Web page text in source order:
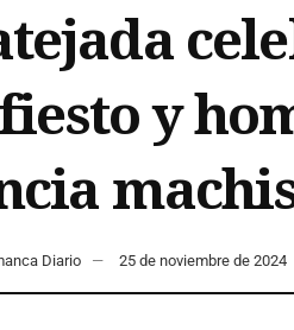
y
Diario 25 de noviembre de 2024